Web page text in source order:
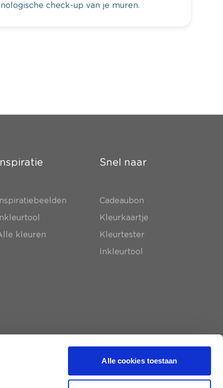
Alle cookies toestaan
check-up van je muren.
Inspiratiebeelden
Inkleurtool
kleuren
Snel naar
Cadeaubon
Kleurkaartje
Kleurtester
Inkleurtool